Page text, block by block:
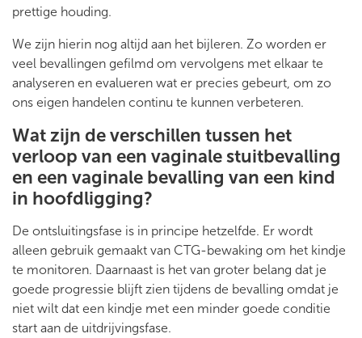
prettige houding.
We zijn hierin nog altijd aan het bijleren. Zo worden er
veel bevallingen gefilmd om vervolgens met elkaar te
analyseren en evalueren wat er precies gebeurt, om zo
ons eigen handelen continu te kunnen verbeteren.
Wat zijn de verschillen tussen het
verloop van een vaginale stuitbevalling
en een vaginale bevalling van een kind
in hoofdligging?
De ontsluitingsfase is in principe hetzelfde. Er wordt
alleen gebruik gemaakt van CTG-bewaking om het kindje
te monitoren. Daarnaast is het van groter belang dat je
goede progressie blijft zien tijdens de bevalling omdat je
niet wilt dat een kindje met een minder goede conditie
start aan de uitdrijvingsfase.